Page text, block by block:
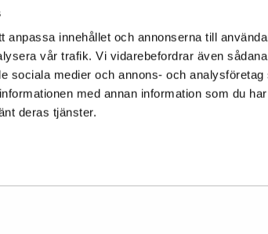
anpassa innehållet och annonserna till
vår trafik. Vi vidarebefordrar även
sociala medier och annons- och
med annan information som du
deras tjänster.
Reseptit
Kierrätysohjeistus